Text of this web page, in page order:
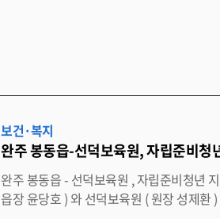
보건·복지
완주 봉동읍-선덕보육원, 자립준비청
완주 봉동읍 - 선덕보육원 , 자립준비청년 지원 협력 업무협약 체결 … 상담 ‧ 교육 ‧ 자원봉사 활동 등 추진 완주군 봉동읍 행정복지센터 (
읍장 윤당호 ) 와 선덕보육원 ( 원장 성제환 ) 이 지난달 30 일 자립준비청년의 복지 증진과 안정적인 사회정착을 지원하기 위한 업무협약 (M